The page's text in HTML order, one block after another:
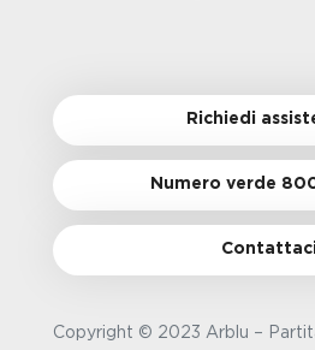
Richiedi
Numero verde
Contattaci
Copyright © 2023 Arblu –